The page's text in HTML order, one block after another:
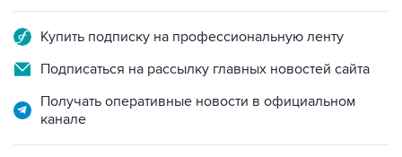
Купить подписку на профессиональную ленту
Подписаться на рассылку главных новостей сайта
Получать оперативные новости в официальном
канале